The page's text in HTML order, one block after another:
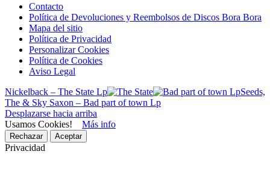
Contacto
Política de Devoluciones y Reembolsos de Discos Bora Bora
Mapa del sitio
Política de Privacidad
Personalizar Cookies
Política de Cookies
Aviso Legal
Nickelback – The State Lp
Seeds,
The & Sky Saxon – Bad part of town Lp
Desplazarse hacia arriba
Usamos Cookies! Más info
Rechazar Aceptar
Privacidad